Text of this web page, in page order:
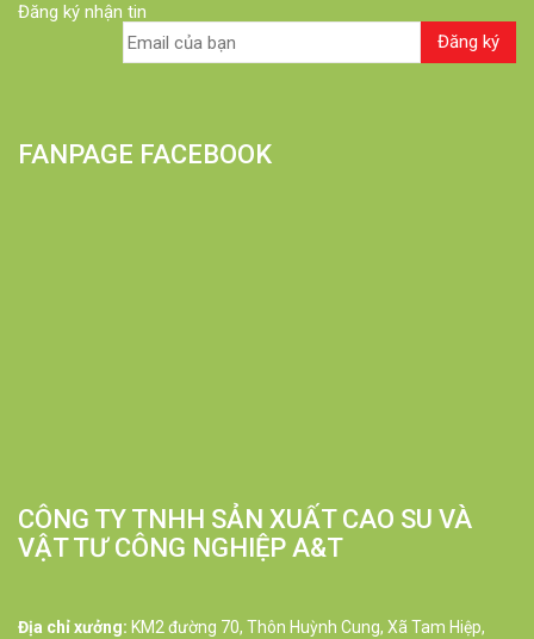
Đăng ký nhận tin
FANPAGE FACEBOOK
CÔNG TY TNHH SẢN XUẤT CAO SU VÀ
VẬT TƯ CÔNG NGHIỆP A&T
Địa chỉ xưởng: KM2 đường 70, Thôn Huỳnh Cung, Xã Tam Hiệp,